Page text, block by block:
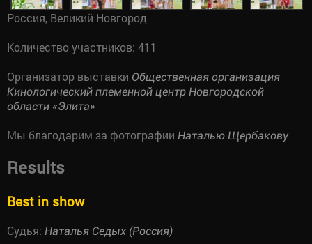
Россия, Великий Новгород
Количество участников: 411
Организатор выставки Общественная организация
Кинологический племенной центр Новгородской
области «Элита»
Мы благодарим за фотографии Наталью Щербакову
Results
Best in show
Судья: Наталья Седых (Россия)